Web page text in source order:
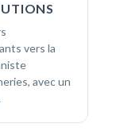
vers la
avec un